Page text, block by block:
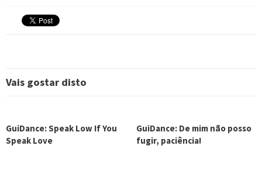
Vais gostar disto
GuiDance: Speak Low If You
Speak Love
GuiDance: De mim não posso
fugir, paciência!